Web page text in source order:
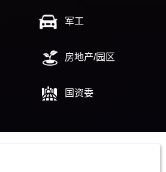
军工
房地产/园区
国资委